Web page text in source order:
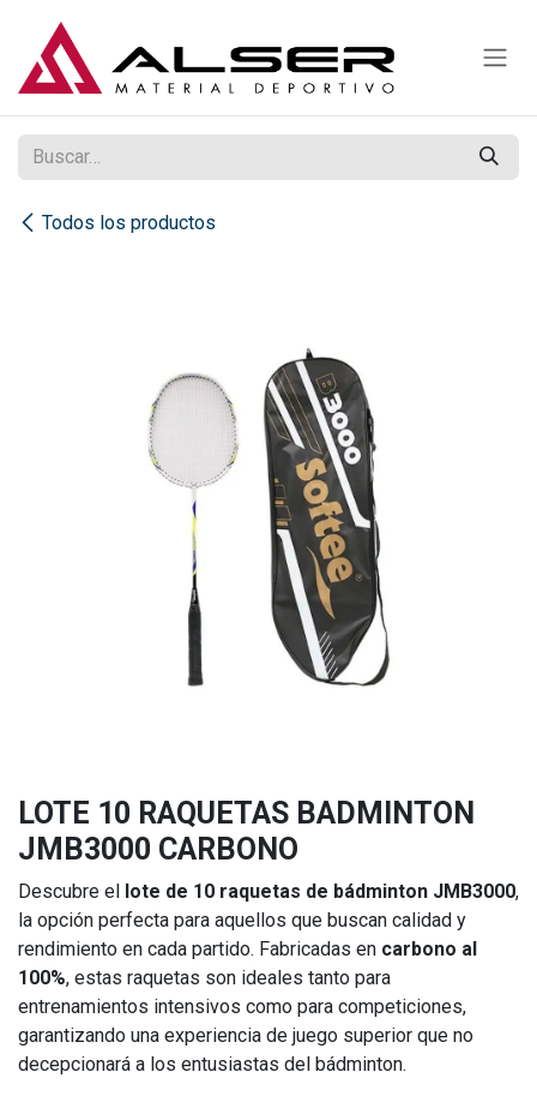
Todos los productos
LOTE 10 RAQUETAS BADMINTON
JMB3000 CARBONO
Descubre el lote de 10 raquetas de bádminton JMB3000,
la opción perfecta para aquellos que buscan calidad y
rendimiento en cada partido. Fabricadas en carbono al
100%, estas raquetas son ideales tanto para
entrenamientos intensivos como para competiciones,
garantizando una experiencia de juego superior que no
decepcionará a los entusiastas del bádminton.